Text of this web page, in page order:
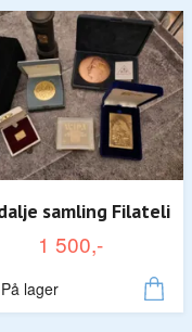
samling Filateli
1 500,-
På lager